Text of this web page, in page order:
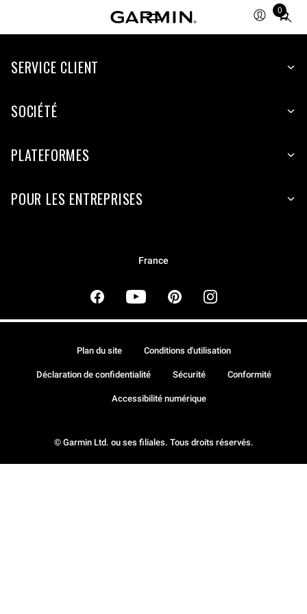
0
Total
SERVICE CLIENT
SOCIÉTÉ
PLATEFORMES
POUR LES ENTREPRISES
France
© Garmin Ltd. ou ses filiales. Tous droits réservés.
Plan du site Conditions d'utilisation
Déclaration de confidentialité Sécurité Conformité
Accessibilité numérique